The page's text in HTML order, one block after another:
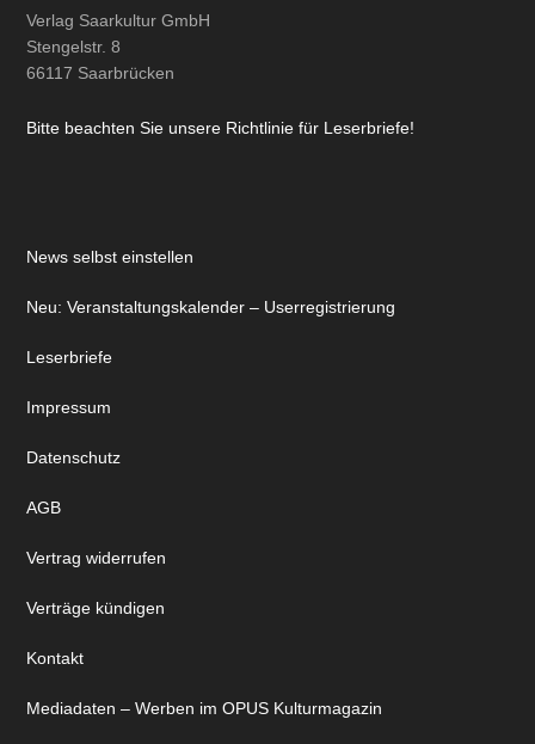
Verlag Saarkultur GmbH
Stengelstr. 8
66117 Saarbrücken
Bitte beachten Sie unsere Richtlinie für Leserbriefe!
News selbst einstellen
Neu: Veranstaltungskalender – Userregistrierung
Leserbriefe
Impressum
Datenschutz
AGB
Vertrag widerrufen
Verträge kündigen
Kontakt
Mediadaten – Werben im OPUS Kulturmagazin